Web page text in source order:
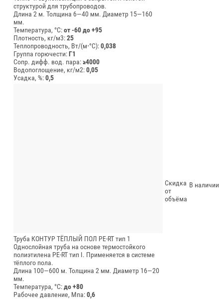
структурой для трубопроводов.
Длина 2 м. Толщина 6—40 мм. Диаметр 15—160
мм.
Температура, °C:от -60 до +95
Плотность, кг/м3:25
Теплопроводность, Вт/(м⋅°С):0,038
Группа горючести:Г1
Сопр. дифф. вод. пара:≥4000
Водопоглощение, кг/м2:0,05
Усадка, %:0,5
Труба КОНТУР ТЁПЛЫЙ ПОЛ PE-RT тип 1
Однослойная труба на основе термостойкого
полиэтилена PE-RT тип I. Применяется в системе
тёплого пола.
Длина 100—600 м. Толщина 2 мм. Диаметр 16—20
мм.
Температура, °C:до +80
Рабочее давление, Мпа:0,6
Скидка
от
объёма
В наличии